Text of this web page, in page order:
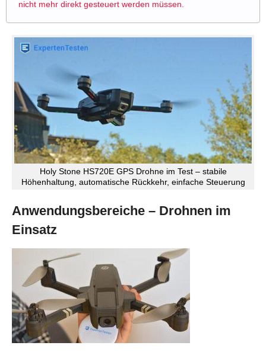
nicht mehr direkt gesteuert werden müssen.
Holy Stone HS720E GPS Drohne im Test – stabile
Höhenhaltung, automatische Rückkehr, einfache Steuerung
Anwendungsbereiche – Drohnen im
Einsatz